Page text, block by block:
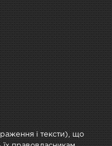
і тексти), що